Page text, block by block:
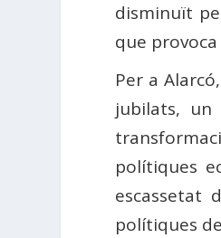
disminuït
que
Per a
jubilats, un
polítiques
escassetat
polítiques